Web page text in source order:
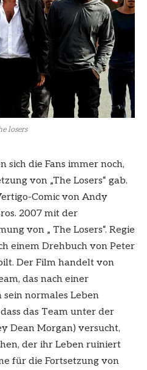
losers
sich die Fans immer noch,
von „The Losers“ gab.
Comic von Andy
2007 mit der
von „ The Losers“. Regie
einem Drehbuch von Peter
Der Film handelt von
das nach einer
sein normales Leben
das Team unter der
Dean Morgan) versucht,
der ihr Leben ruiniert
für die Fortsetzung von